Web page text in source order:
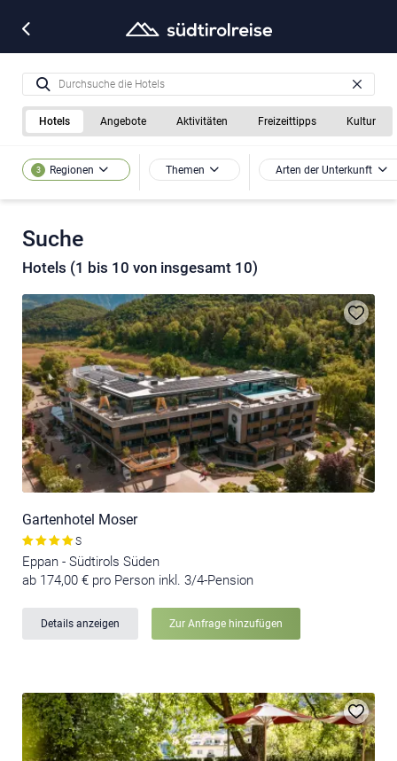
Hotels Angebote Aktivitäten Freizeittipps Kultur
3 Regionen Themen Arten der Unterkunft
Suche
Hotels (1 bis 10 von insgesamt 10)
Gartenhotel Moser
S
Eppan - Südtirols Süden
ab 174,00 € pro Person inkl. 3/4-Pension
Details anzeigen Zur Anfrage hinzufügen